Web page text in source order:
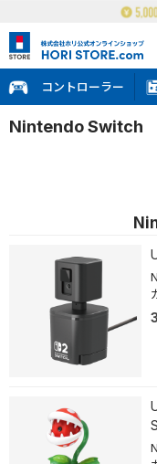
コントローラー
Nintendo Switch